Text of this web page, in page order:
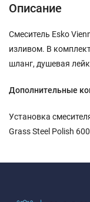
Описание
Смеситель Esko
изливом. В
шланг, душевая
Дополнительные
Установка
Grass Steel Polish